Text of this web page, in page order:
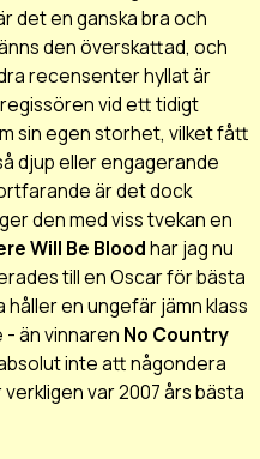
det en ganska bra och
den överskattad, och
recensenter hyllat är
vid ett tidigt
sin egen storhet, vilket fått
djup eller engagerande
är det dock
den med viss tvekan en
Will Be Bloodhar jag nu
till en Oscar för bästa
en ungefär jämn klass
än vinnaren No Country
inte att någondera
var 2007 års bästa